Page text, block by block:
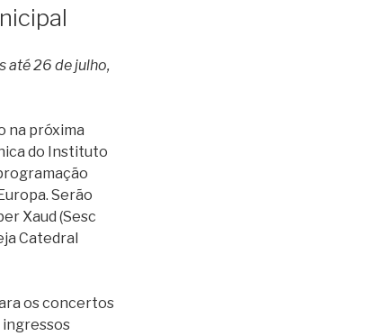
até 26 de julho,
na próxima
do Instituto
Serão
Xaud (Sesc
Catedral
os concertos
ingressos